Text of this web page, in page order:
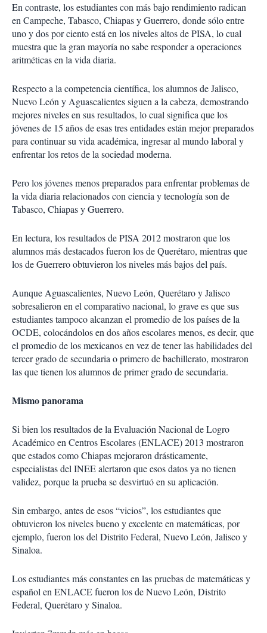
En contraste, los estudiantes con más bajo rendimiento radican
en Campeche, Tabasco, Chiapas y Guerrero, donde sólo entre
uno y dos por ciento está en los niveles altos de PISA, lo cual
muestra que la gran mayoría no sabe responder a operaciones
aritméticas en la vida diaria.
Respecto a la competencia científica, los alumnos de Jalisco,
Nuevo León y Aguascalientes siguen a la cabeza, demostrando
mejores niveles en sus resultados, lo cual significa que los
jóvenes de 15 años de esas tres entidades están mejor preparados
para continuar su vida académica, ingresar al mundo laboral y
enfrentar los retos de la sociedad moderna.
Pero los jóvenes menos preparados para enfrentar problemas de
la vida diaria relacionados con ciencia y tecnología son de
Tabasco, Chiapas y Guerrero.
En lectura, los resultados de PISA 2012 mostraron que los
alumnos más destacados fueron los de Querétaro, mientras que
los de Guerrero obtuvieron los niveles más bajos del país.
Aunque Aguascalientes, Nuevo León, Querétaro y Jalisco
sobresalieron en el comparativo nacional, lo grave es que sus
estudiantes tampoco alcanzan el promedio de los países de la
OCDE, colocándolos en dos años escolares menos, es decir, que
el promedio de los mexicanos en vez de tener las habilidades del
tercer grado de secundaria o primero de bachillerato, mostraron
las que tienen los alumnos de primer grado de secundaria.
Mismo panorama
Si bien los resultados de la Evaluación Nacional de Logro
Académico en Centros Escolares (ENLACE) 2013 mostraron
que estados como Chiapas mejoraron drásticamente,
especialistas del INEE alertaron que esos datos ya no tienen
validez, porque la prueba se desvirtuó en su aplicación.
Sin embargo, antes de esos “vicios”, los estudiantes que
obtuvieron los niveles bueno y excelente en matemáticas, por
ejemplo, fueron los del Distrito Federal, Nuevo León, Jalisco y
Sinaloa.
Los estudiantes más constantes en las pruebas de matemáticas y
español en ENLACE fueron los de Nuevo León, Distrito
Federal, Querétaro y Sinaloa.